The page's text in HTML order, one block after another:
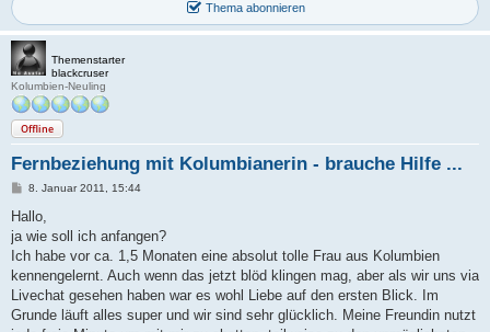
Thema abonnieren
Themenstarter
blackcruser
Kolumbien-Neuling
Offline
Fernbeziehung mit Kolumbianerin - brauche Hilfe ...
B
i
r
a
8. Januar 2011, 15:44
Hallo,
ja wie soll ich anfangen?
Ich habe vor ca. 1,5 Monaten eine absolut tolle Frau aus Kolumbien
kennengelernt. Auch wenn das jetzt blöd klingen mag, aber als wir uns via
Livechat gesehen haben war es wohl Liebe auf den ersten Blick. Im
Grunde läuft alles super und wir sind sehr glücklich. Meine Freundin nutzt